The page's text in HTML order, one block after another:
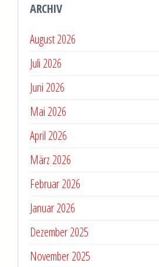
ARCHIV
August 2026
Juli 2026
Juni 2026
Mai 2026
April 2026
März 2026
Februar 2026
Januar 2026
Dezember 2025
November 2025